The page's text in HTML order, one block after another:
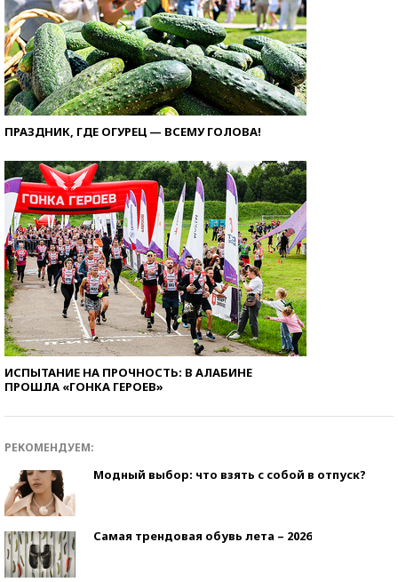
ПРАЗДНИК, ГДЕ ОГУРЕЦ — ВСЕМУ ГОЛОВА!
ИСПЫТАНИЕ НА ПРОЧНОСТЬ: В АЛАБИНЕ
ПРОШЛА «ГОНКА ГЕРОЕВ»
РЕКОМЕНДУЕМ:
Модный выбор: что взять с собой в отпуск?
Самая трендовая обувь лета – 2026